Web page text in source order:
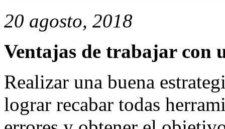
20 agosto, 2018
Ventajas de trabajar con
Realizar una buena
lograr recabar todas